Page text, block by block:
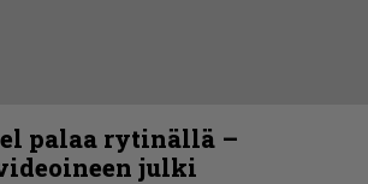
palaa rytinällä –
julki